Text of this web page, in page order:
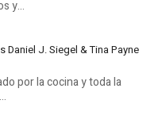
y...
J. Siegel & Tina Payne
por la cocina y toda la